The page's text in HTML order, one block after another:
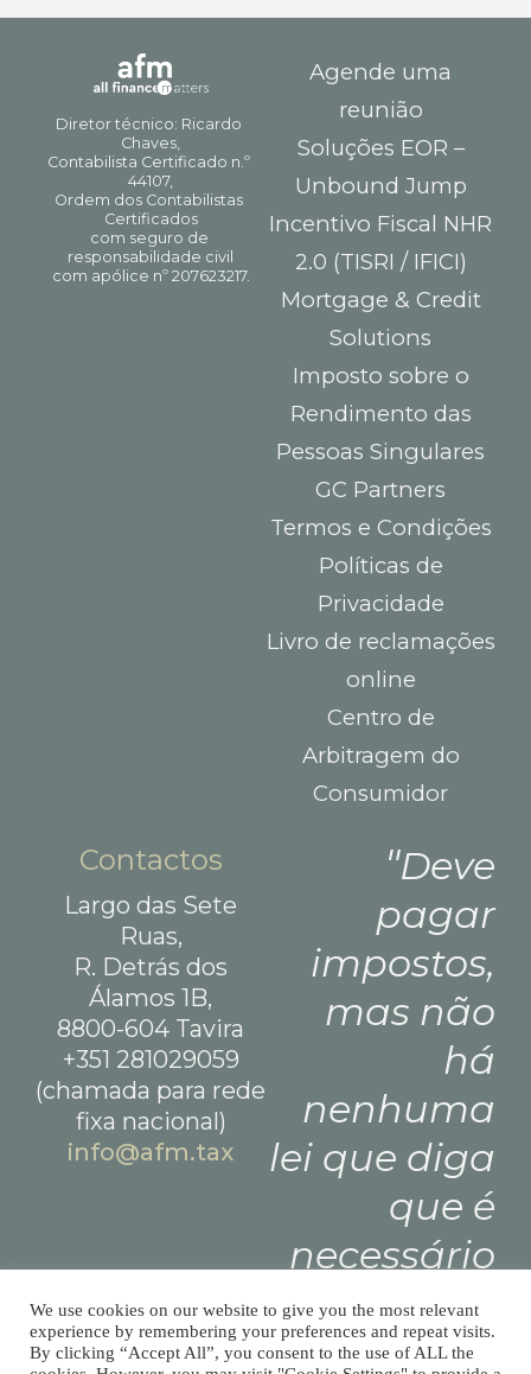
Agende uma
reunião
Soluções EOR –
Unbound Jump
Incentivo Fiscal NHR
2.0 (TISRI / IFICI)
Mortgage & Credit
Solutions
Imposto sobre o
Rendimento das
Pessoas Singulares
GC Partners
Termos e Condições
Políticas de
Privacidade
Livro de reclamações
online
Centro de
Arbitragem do
Consumidor
Contactos
Largo das Sete
Ruas,
R. Detrás dos
Álamos 1B,
8800-604 Tavira
+351 281029059
(chamada para rede
fixa nacional)
info@afm.tax
Deve
pagar
impostos,
mas não
há
nenhuma
lei que diga
que é
necessário
deixar
gorjeta.
We use cookies on our website to give you the most relevant
experience by remembering your preferences and repeat visits.
By clicking “Accept All”, you consent to the use of ALL the